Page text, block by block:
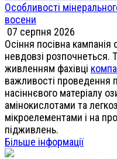
Особливості
восени
07 серпня 2026
Осіння посівна
невдовзі розпочнеться.
живленням фахівці
важливості проведення
насіннєвого матеріалу
амінокислотами та
мікроелементами і на
підживлень.
Більше інформації